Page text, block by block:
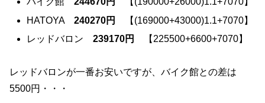
HATOYA240270円
【(169000+43000)1.1+7070】
レッドバロン239170円 【225500+6600+7070】
レッドバロンが一番お安いですが、バイク館との差は
5500円・・・